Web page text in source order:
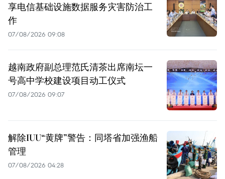
享电信基础设施数据服务灾害防治工
作
07/08/2026 09:08
越南政府副总理范氏清茶出席南坛一
号高中学校建设项目动工仪式
07/08/2026 09:07
解除IUU“黄牌”警告：同塔省加强渔船
管理
07/08/2026 04:28